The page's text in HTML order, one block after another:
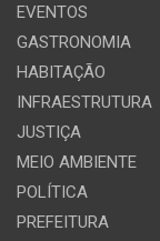
EVENTOS
GASTRONOMIA
HABITAÇÃO
INFRAESTRUTURA
JUSTIÇA
MEIO AMBIENTE
POLÍTICA
PREFEITURA